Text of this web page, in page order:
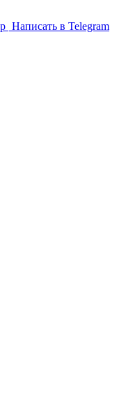
Написать в Telegram